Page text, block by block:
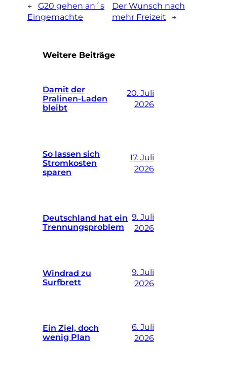
← G20 gehen an´s
Eingemachte
Der Wunsch nach
mehr Freizeit
→
Weitere Beiträge
Damit der
Pralinen-Laden
bleibt
20. Juli
2026
So lassen sich
Stromkosten
sparen
17. Juli
2026
Deutschland hat ein
Trennungsproblem
9. Juli
2026
Windrad zu
Surfbrett
9. Juli
2026
Ein Ziel, doch
wenig Plan
6. Juli
2026